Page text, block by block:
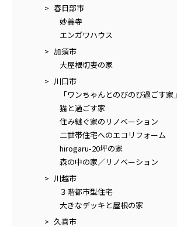
春日部市
妙善寺
エンガワハウス
加須市
大屋根切妻の家
川口市
「ワンちゃんとのびのび過ごす家」
猫と過ごす家
住み継ぐ家のリノベーション
二世帯住宅へのエコリフォーム
hirogaru-20坪の家
森の中の家／リノベーション
川越市
３階都市型住宅
大きなデッキと屋根の家
久喜市